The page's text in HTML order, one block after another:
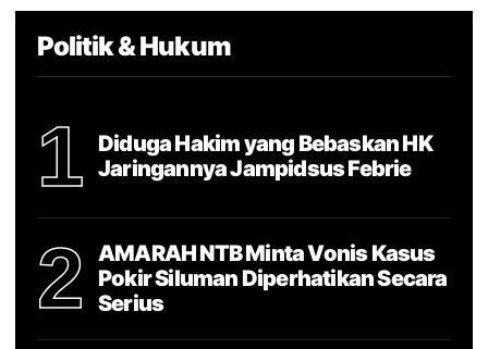
Politik & Hukum
1
Diduga Hakim yang Bebaskan HK
Jaringannya Jampidsus Febrie
2
AMARAH NTB Minta Vonis Kasus
Pokir Siluman Diperhatikan Secara
Serius